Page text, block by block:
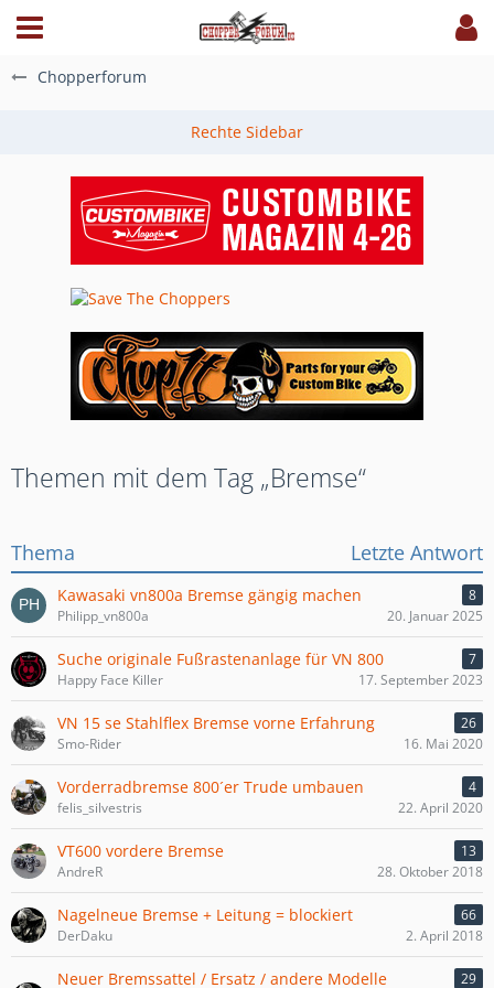
Chopperforum
Themen mit dem Tag „Bremse“
Thema Letzte Antwort
Kawasaki vn800a Bremse gängig machen
8
Philipp_vn800a
20. Januar 2025
Suche originale Fußrastenanlage für VN 800
7
Happy Face Killer
17. September 2023
VN 15 se Stahlflex Bremse vorne Erfahrung
26
Smo-Rider
16. Mai 2020
Vorderradbremse 800´er Trude umbauen
4
felis_silvestris
22. April 2020
VT600 vordere Bremse
13
AndreR
28. Oktober 2018
Nagelneue Bremse + Leitung = blockiert
66
DerDaku
2. April 2018
Neuer Bremssattel / Ersatz / andere Modelle 29